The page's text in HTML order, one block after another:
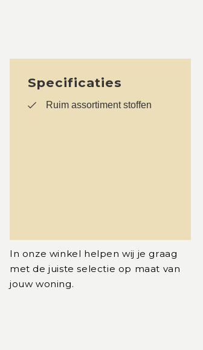
Specificaties
Ruim assortiment stoffen
In onze winkel helpen wij je graag
met de juiste selectie op maat van
jouw woning.